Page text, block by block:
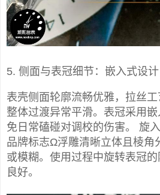
5. 侧面与表冠细节：嵌入式设
表壳侧面轮廓流畅优雅，拉丝工
整体过渡异常平滑。表冠采用
免日常磕碰对调校的伤害。 旋
品牌标志Ω浮雕清晰立体且棱角
或模糊。使用过程中旋转表冠
良好。